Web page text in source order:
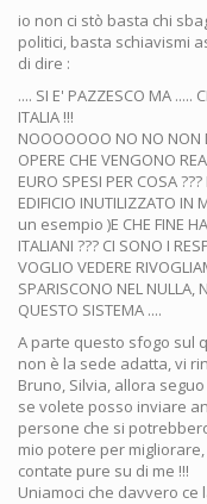
io non ci stò basta chi
politici, basta schiavismi
di dire :
.... SI E' PAZZESCO MA .....
ITALIA !!!
NOOOOOOO NO NO NON
OPERE CHE VENGONO
EURO SPESI PER COSA
EDIFICIO INUTILIZZATO
un esempio )E CHE FINE
ITALIANI ??? CI SONO I
VOGLIO VEDERE
SPARISCONO NEL NULLA,
QUESTO SISTEMA ....
A parte questo sfogo sul
non è la sede adatta, vi
Bruno, Silvia, allora
se volete posso inviare
persone che si
mio potere per
contate pure su di me !!!
Uniamoci che davvero ce